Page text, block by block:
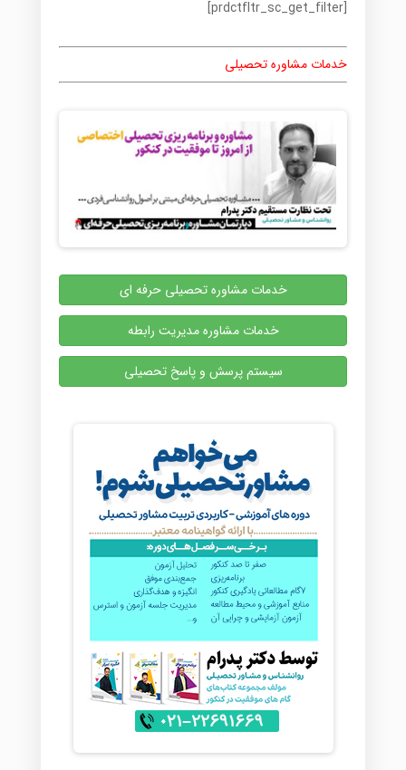
[prdctfltr_sc_get_filter]
خدمات مشاوره تحصیلی
خدمات مشاوره تحصیلی حرفه ای
خدمات مشاوره مدیریت رابطه
سیستم پرسش و پاسخ تحصیلی